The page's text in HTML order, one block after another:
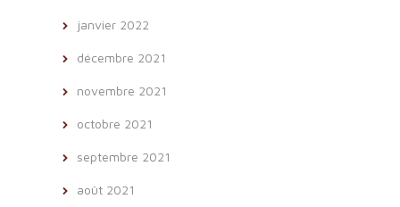
janvier 2022
décembre 2021
novembre 2021
octobre 2021
septembre 2021
août 2021